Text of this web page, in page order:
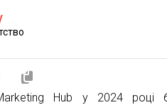
Hub у 2024 році